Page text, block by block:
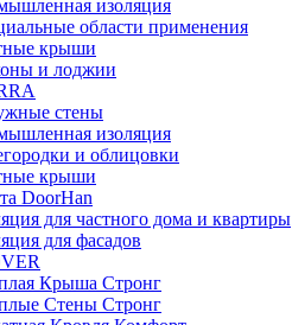
изоляция
области применения
крыши
и лоджии
стены
изоляция
и облицовки
крыши
DoorHan
для частного дома и квартиры
для фасадов
Крыша Стронг
Стены Стронг